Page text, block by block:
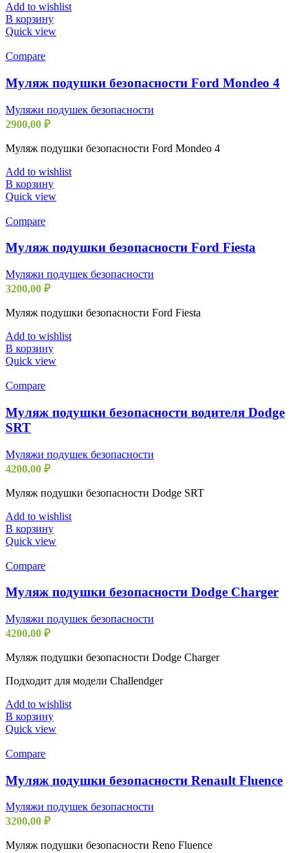
Add to wishlist
В корзину
Quick view
Compare
Муляж подушки безопасности Ford Mondeo 4
Муляжи подушек безопасности
2900,00 ₽
Муляж подушки безопасности Ford Mondeo 4
Add to wishlist
В корзину
Quick view
Compare
Муляж подушки безопасности Ford Fiesta
Муляжи подушек безопасности
3200,00 ₽
Муляж подушки безопасности Ford Fiesta
Add to wishlist
В корзину
Quick view
Compare
Муляж подушки безопасности водителя Dodge
SRT
Муляжи подушек безопасности
4200,00 ₽
Муляж подушки безопасности Dodge SRT
Add to wishlist
В корзину
Quick view
Compare
Муляж подушки безопасности Dodge Charger
Муляжи подушек безопасности
4200,00 ₽
Муляж подушки безопасности Dodge Charger
Подходит для модели Challendger
Add to wishlist
В корзину
Quick view
Compare
Муляж подушки безопасности Renault Fluence
Муляжи подушек безопасности
3200,00 ₽
Муляж подушки безопасности Reno Fluence